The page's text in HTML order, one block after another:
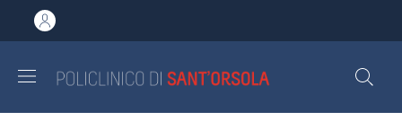
al contenuto principale
to footer content